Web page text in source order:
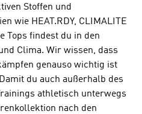
Stoffen und
wie HEAT.RDY, CLIMALITE
Tops findest du in den
Clima. Wir wissen, dass
genauso wichtig ist
du auch außerhalb des
athletisch unterwegs
nach den